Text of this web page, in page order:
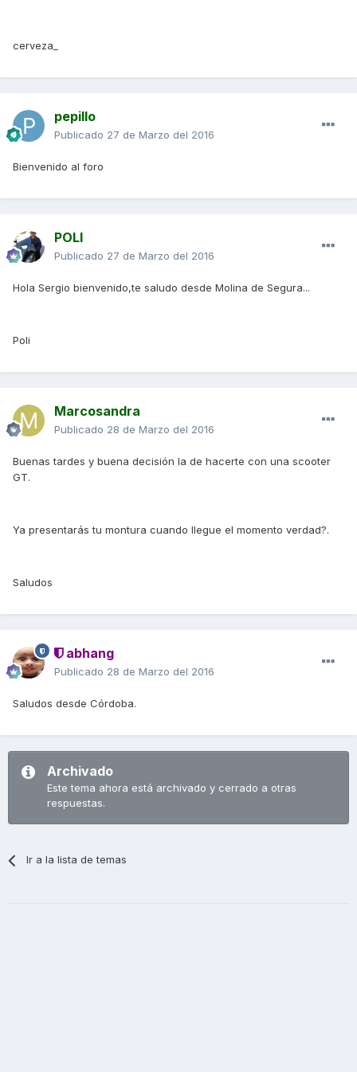
cerveza_
pepillo
Publicado 27 de Marzo del 2016
Bienvenido al foro
POLI
Publicado 27 de Marzo del 2016
Hola Sergio bienvenido,te saludo desde Molina de Segura...
Poli
Marcosandra
Publicado 28 de Marzo del 2016
Buenas tardes y buena decisión la de hacerte con una scooter
GT.
Ya presentarás tu montura cuando llegue el momento verdad?.
Saludos
abhang
Publicado 28 de Marzo del 2016
Saludos desde Córdoba.
Archivado
Este tema ahora está archivado y cerrado a otras
respuestas.
Ir a la lista de temas